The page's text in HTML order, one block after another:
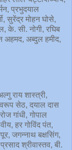
प्रभुदयाल
सुरेंद्र मोहन घोसे,
के. सी. नोगी, रघिब
अहमद, अब्दुल हमीद,
राय शास्त्री,
सेठ, दयाल दास
गांधी, गोपाल
हर गोविंद पंत,
जगन्नाथ बक्षसिंग,
श्रीवास्तव, बी.